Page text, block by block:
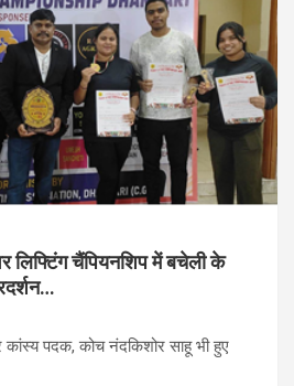
लिफ्टिंग चैंपियनशिप में बचेली के
कांस्य पदक, कोच नंदकिशोर साहू भी हुए